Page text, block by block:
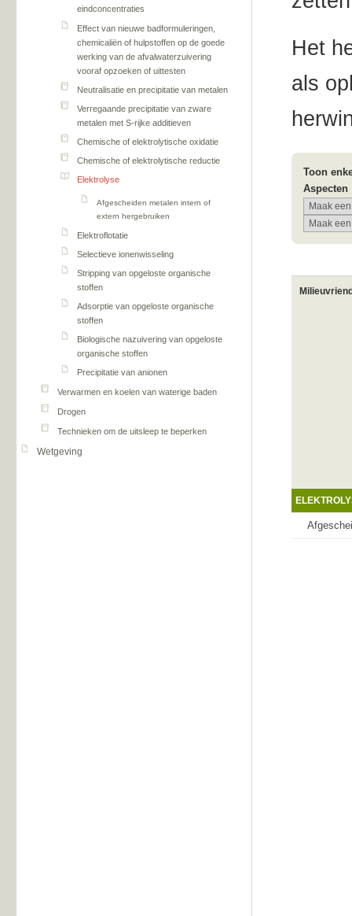
eindconcentraties
Effect van nieuwe badformuleringen,
chemicaliën of hulpstoffen op de goede
werking van de afvalwaterzuivering
vooraf opzoeken of uittesten
Neutralisatie en precipitatie van metalen
Verregaande precipitatie van zware
metalen met S-rijke additieven
Chemische of elektrolytische oxidatie
Chemische of elektrolytische reductie
Elektrolyse
Afgescheiden metalen intern of
extern hergebruiken
Elektroflotatie
Selectieve ionenwisseling
Stripping van opgeloste organische
stoffen
Adsorptie van opgeloste organische
stoffen
Biologische nazuivering van opgeloste
organische stoffen
Precipitatie van anionen
Verwarmen en koelen van waterige baden
Drogen
Technieken om de uitsleep te beperken
Wetgeving
Het
als
Toon
Aspecten